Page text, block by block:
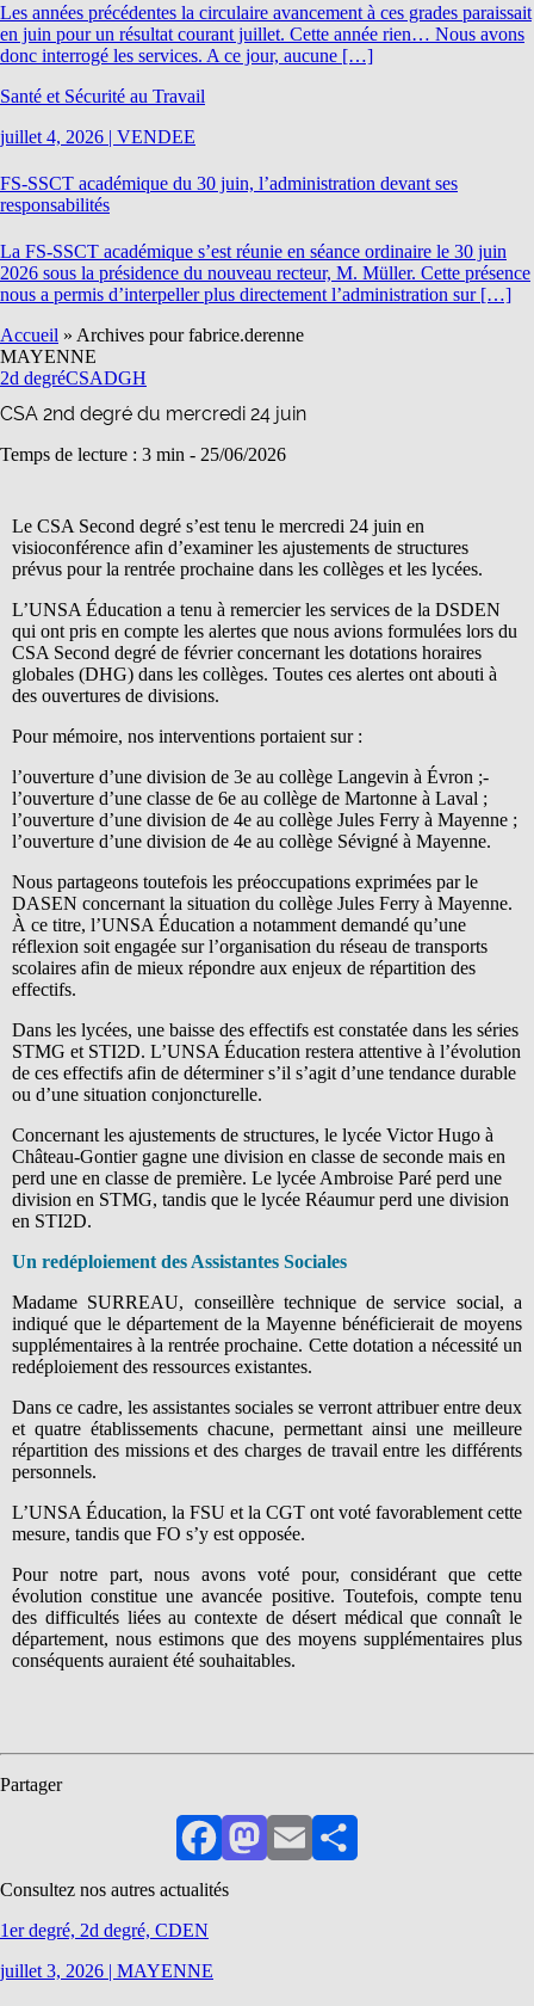
Les années précédentes la circulaire avancement à ces grades paraissait
en juin pour un résultat courant juillet. Cette année rien… Nous avons
donc interrogé les services. A ce jour, aucune […]
Santé et Sécurité au Travail
juillet 4, 2026 | VENDEE
FS-SSCT académique du 30 juin, l’administration devant ses
responsabilités
La FS-SSCT académique s’est réunie en séance ordinaire le 30 juin
2026 sous la présidence du nouveau recteur, M. Müller. Cette présence
nous a permis d’interpeller plus directement l’administration sur […]
Accueil » Archives pour fabrice.derenne
MAYENNE
2d degréCSADGH
CSA 2nd degré du mercredi 24 juin
Temps de lecture : 3 min - 25/06/2026
Le CSA Second degré s’est tenu le mercredi 24 juin en
visioconférence afin d’examiner les ajustements de structures
prévus pour la rentrée prochaine dans les collèges et les lycées.
L’UNSA Éducation a tenu à remercier les services de la DSDEN
qui ont pris en compte les alertes que nous avions formulées lors du
CSA Second degré de février concernant les dotations horaires
globales (DHG) dans les collèges. Toutes ces alertes ont abouti à
des ouvertures de divisions.
Pour mémoire, nos interventions portaient sur :
l’ouverture d’une division de 3e au collège Langevin à Évron ;-
l’ouverture d’une classe de 6e au collège de Martonne à Laval ;
l’ouverture d’une division de 4e au collège Jules Ferry à Mayenne ;
l’ouverture d’une division de 4e au collège Sévigné à Mayenne.
Nous partageons toutefois les préoccupations exprimées par le
DASEN concernant la situation du collège Jules Ferry à Mayenne.
À ce titre, l’UNSA Éducation a notamment demandé qu’une
réflexion soit engagée sur l’organisation du réseau de transports
scolaires afin de mieux répondre aux enjeux de répartition des
effectifs.
Dans les lycées, une baisse des effectifs est constatée dans les séries
STMG et STI2D. L’UNSA Éducation restera attentive à l’évolution
de ces effectifs afin de déterminer s’il s’agit d’une tendance durable
ou d’une situation conjoncturelle.
Concernant les ajustements de structures, le lycée Victor Hugo à
Château-Gontier gagne une division en classe de seconde mais en
perd une en classe de première. Le lycée Ambroise Paré perd une
division en STMG, tandis que le lycée Réaumur perd une division
en STI2D.
Un redéploiement des Assistantes Sociales
Madame SURREAU, conseillère technique de service social, a
indiqué que le département de la Mayenne bénéficierait de moyens
supplémentaires à la rentrée prochaine. Cette dotation a nécessité un
redéploiement des ressources existantes.
Dans ce cadre, les assistantes sociales se verront attribuer entre deux
et quatre établissements chacune, permettant ainsi une meilleure
répartition des missions et des charges de travail entre les différents
personnels.
L’UNSA Éducation, la FSU et la CGT ont voté favorablement cette
mesure, tandis que FO s’y est opposée.
Pour notre part, nous avons voté pour, considérant que cette
évolution constitue une avancée positive. Toutefois, compte tenu
des difficultés liées au contexte de désert médical que connaît le
département, nous estimons que des moyens supplémentaires plus
conséquents auraient été souhaitables.
Partager
FacebookMastodon
EmailPartager
Consultez nos autres actualités
1er degré, 2d degré, CDEN
juillet 3, 2026 | MAYENNE